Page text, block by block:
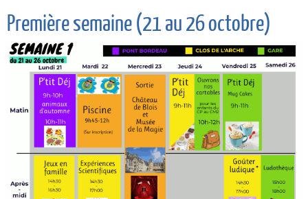
Première semaine (21 au 26 octobre)